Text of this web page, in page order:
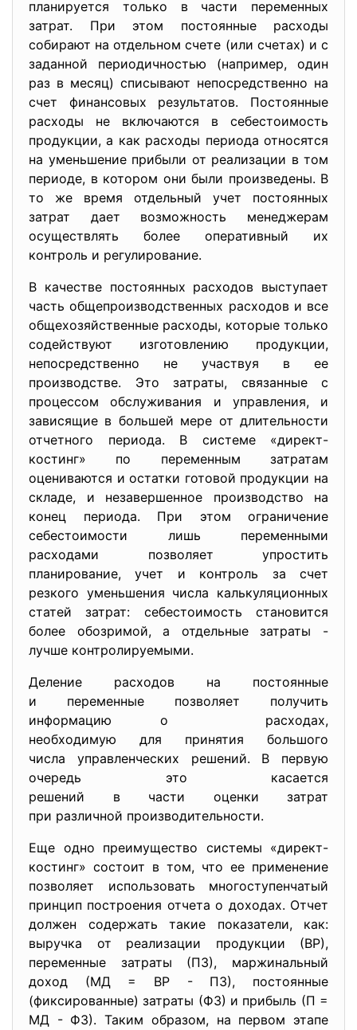
планируется только в части переменных
затрат. При этом постоянные расходы
собирают на отдельном счете (или счетах) и с
заданной периодичностью (например, один
раз в месяц) списывают непосредственно на
счет финансовых результатов. Постоянные
расходы не включаются в себестоимость
продукции, а как расходы периода относятся
на уменьшение прибыли от реализации в том
периоде, в котором они были произведены. В
то же время отдельный учет постоянных
затрат дает возможность менеджерам
осуществлять более оперативный их
контроль и регулирование.
В качестве постоянных расходов выступает
часть общепроизводственных расходов и все
общехозяйственные расходы, которые только
содействуют изготовлению продукции,
непосредственно не участвуя в ее
производстве. Это затраты, связанные с
процессом обслуживания и управления, и
зависящие в большей мере от длительности
отчетного периода. В системе «директ-
костинг» по переменным затратам
оцениваются и остатки готовой продукции на
складе, и незавершенное производство на
конец периода. При этом ограничение
себестоимости лишь переменными
расходами позволяет упростить
планирование, учет и контроль за счет
резкого уменьшения числа калькуляционных
статей затрат: себестоимость становится
более обозримой, а отдельные затраты -
лучше контролируемыми.
Деление расходов на постоянные
и переменные позволяет получить
информацию о расходах,
необходимую для принятия большого
числа управленческих решений. В первую
очередь это касается
решений в части оценки затрат
при различной производительности.
Еще одно преимущество системы «директ-
костинг» состоит в том, что ее применение
позволяет использовать многоступенчатый
принцип построения отчета о доходах. Отчет
должен содержать такие показатели, как:
выручка от реализации продукции (ВР),
переменные затраты (ПЗ), маржинальный
доход (МД = ВР - ПЗ), постоянные
(фиксированные) затраты (ФЗ) и прибыль (П =
МД - ФЗ). Таким образом, на первом этапе